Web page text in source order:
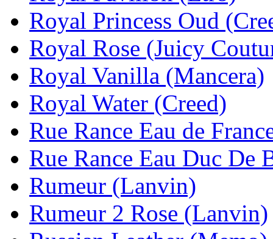
Royal Princess Oud
Royal Rose (Juicy
Royal Vanilla (Mancera)
Royal Water (Creed)
Rue Rance Eau de
Rue Rance Eau Duc De
Rumeur (Lanvin)
Rumeur 2 Rose (Lanvin)